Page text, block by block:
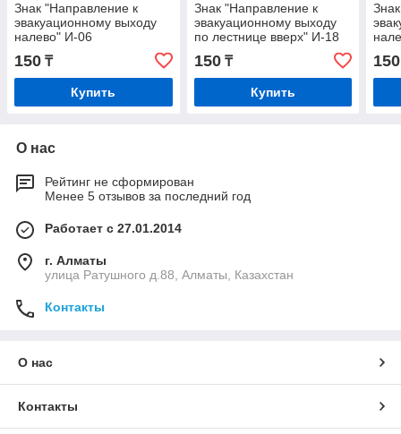
Знак "Направление к
эвакуационному выходу
налево" И-06
150 ₸
Купить
Знак "Направление к
эвакуационному выходу
по лестнице вверх" И-18
150₸
Купить
150
О нас
Рейтинг не сформирован
Менее 5 отзывов за последний год
Работает с 27.01.2014
г. Алматы
улица Ратушного д.88, Алматы, Казахстан
Контакты
О нас
Контакты